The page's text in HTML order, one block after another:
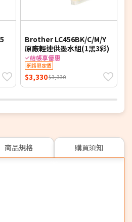
Brother LC456BK/C/M/Y
原廠輕連供墨水組(1黑3彩)
結帳享優惠
網路限定價
$3,330$3,330
商品規格 購買須知